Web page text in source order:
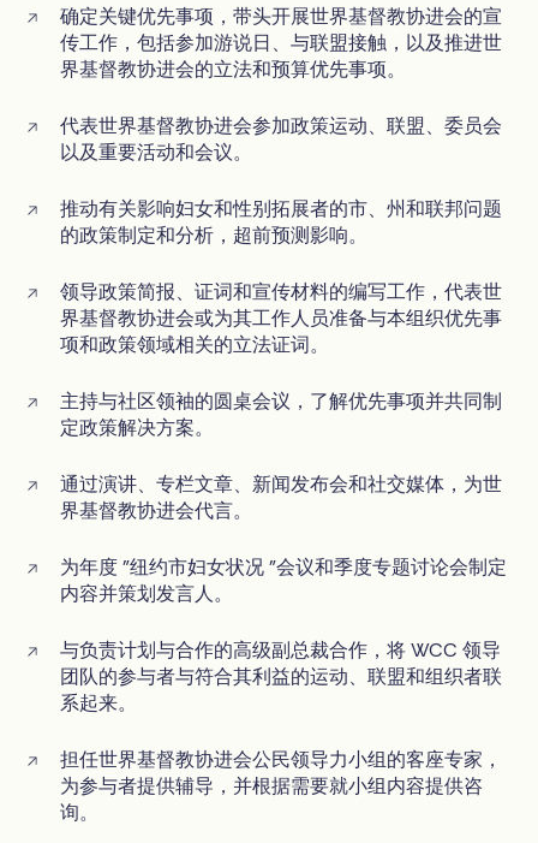
确定关键优先事项，带头开展世界基督教协进会的宣
传工作，包括参加游说日、与联盟接触，以及推进世
界基督教协进会的立法和预算优先事项。
代表世界基督教协进会参加政策运动、联盟、委员会
以及重要活动和会议。
推动有关影响妇女和性别拓展者的市、州和联邦问题
的政策制定和分析，超前预测影响。
领导政策简报、证词和宣传材料的编写工作，代表世
界基督教协进会或为其工作人员准备与本组织优先事
项和政策领域相关的立法证词。
主持与社区领袖的圆桌会议，了解优先事项并共同制
定政策解决方案。
通过演讲、专栏文章、新闻发布会和社交媒体，为世
界基督教协进会代言。
为年度 "纽约市妇女状况 "会议和季度专题讨论会制定
内容并策划发言人。
与负责计划与合作的高级副总裁合作，将 WCC 领导
团队的参与者与符合其利益的运动、联盟和组织者联
系起来。
担任世界基督教协进会公民领导力小组的客座专家，
为参与者提供辅导，并根据需要就小组内容提供咨
询。